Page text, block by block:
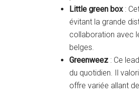
Little green box:
évitant la grande
collaboration avec
belges.
Greenweez : Ce
du quotidien. Il
offre variée allant